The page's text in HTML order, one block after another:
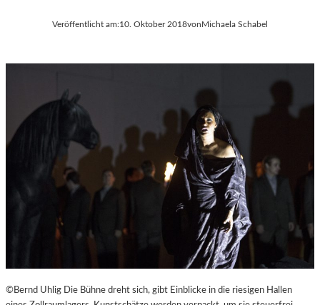
Veröffentlicht am:10. Oktober 2018von Michaela Schabel
©Bernd Uhlig Die Bühne dreht sich, gibt Einblicke in die riesigen Hallen